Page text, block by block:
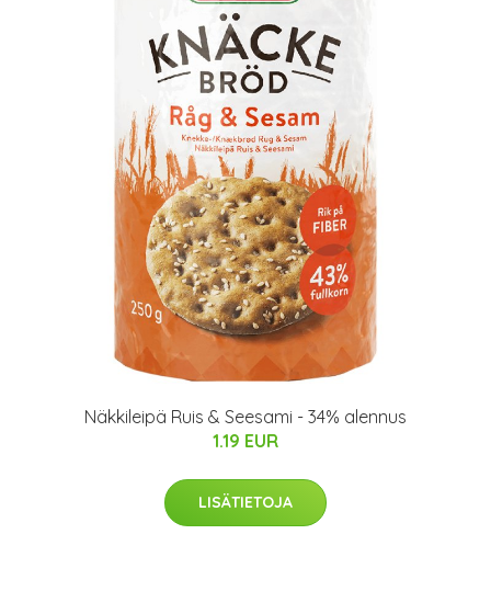
Näkkileipä Ruis & Seesami - 34% alennus
1.19 EUR
LISÄTIETOJA